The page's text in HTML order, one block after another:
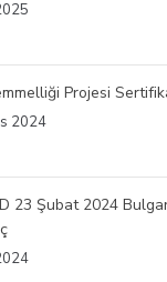
Projesi
2024
23 Şubat 2024